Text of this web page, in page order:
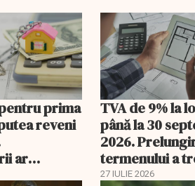
prima
reveni
ar
de mii de
TVA de 9% la
până la 30
2026.
termenului a
comisia din
27 IULIE 2026